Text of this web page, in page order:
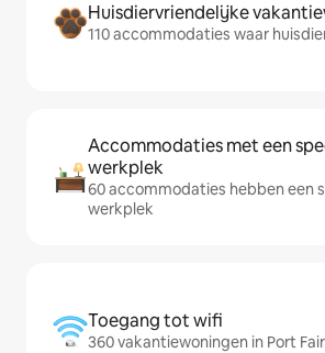
Huisdiervriendelijke
110 accommodaties waar
Accommodaties met een
werkplek
60 accommodaties hebben een
werkplek
Toegang tot wifi
360 vakantiewoningen in Port